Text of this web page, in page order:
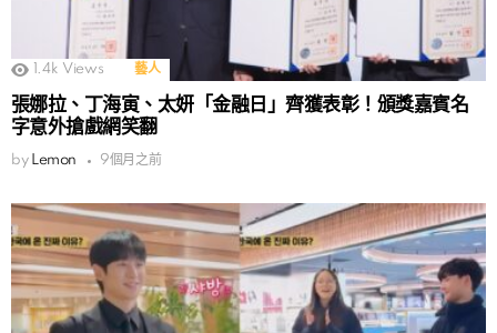
1.4k Views 藝人
張娜拉、丁海寅、太妍「金融日」齊獲表彰！頒獎嘉賓名
字意外搶戲網笑翻
by Lemon 9個月之前